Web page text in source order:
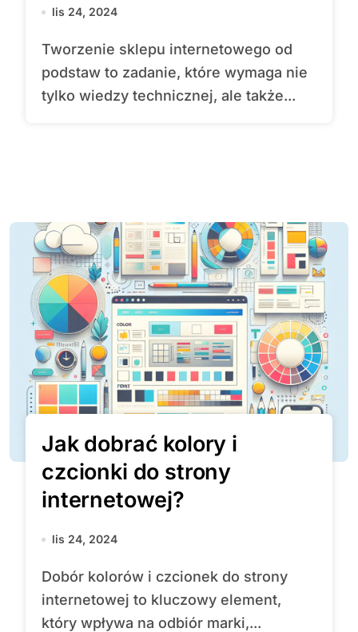
lis 24, 2024
Tworzenie sklepu internetowego od
podstaw to zadanie, które wymaga nie
tylko wiedzy technicznej, ale także...
Jak dobrać kolory i
czcionki do strony
internetowej?
lis 24, 2024
Dobór kolorów i czcionek do strony
internetowej to kluczowy element,
który wpływa na odbiór marki,...